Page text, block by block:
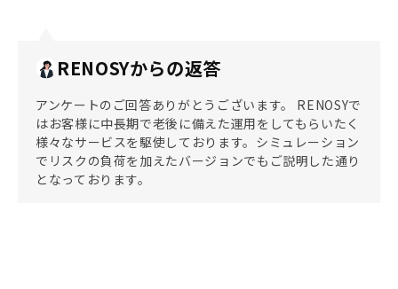
RENOSYからの返答
アンケートのご回答ありがとうございます。 RENOSYで
はお客様に中長期で老後に備えた運用をしてもらいたく
様々なサービスを駆使しております。シミュレーション
でリスクの負荷を加えたバージョンでもご説明した通り
となっております。